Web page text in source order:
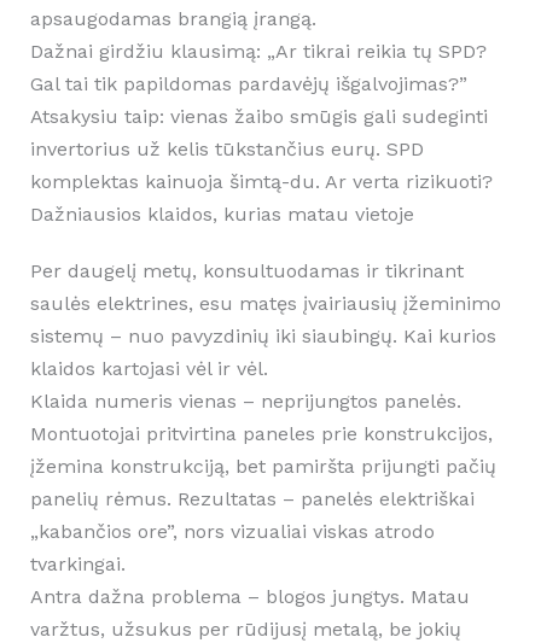
apsaugodamas brangią įrangą.
Dažnai girdžiu klausimą: „Ar tikrai reikia tų SPD?
Gal tai tik papildomas pardavėjų išgalvojimas?”
Atsakysiu taip: vienas žaibo smūgis gali sudeginti
invertorius už kelis tūkstančius eurų. SPD
komplektas kainuoja šimtą-du. Ar verta rizikuoti?
Dažniausios klaidos, kurias matau vietoje
Per daugelį metų, konsultuodamas ir tikrinant
saulės elektrines, esu matęs įvairiausių įžeminimo
sistemų – nuo pavyzdinių iki siaubingų. Kai kurios
klaidos kartojasi vėl ir vėl.
Klaida numeris vienas – neprijungtos panelės.
Montuotojai pritvirtina paneles prie konstrukcijos,
įžemina konstrukciją, bet pamiršta prijungti pačių
panelių rėmus. Rezultatas – panelės elektriškai
„kabančios ore”, nors vizualiai viskas atrodo
tvarkingai.
Antra dažna problema – blogos jungtys. Matau
varžtus, užsukus per rūdijusį metalą, be jokių